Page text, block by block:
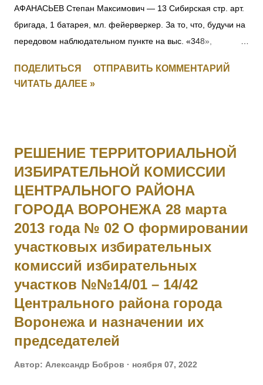
АФАНАСЬЕВ Степан Максимович — 13 Сибирская стр. арт.
бригада, 1 батарея, мл. фейерверкер. За то, что, будучи на
передовом наблюдательном пункте на выс. «348»,
неприятельской артиллерии, а также подвергаясь
ружейному и пулеметному обстрелу, открыл движение
10001 Фамилия не установлена. 10002 ЮНКЕР Людвиг
внебрачный — 1 Усть-Двинский латышский стр. батальон, 1
рота, подпрапорщик. За то, что в бою 5.07.1916, при атакеу
крепленной горки противника, восточнее д. Леп, будучи
послан сос воим взводом для разведки о результате
артиллерийской подготовки, примером личной храбрости
увлек за собой свой взвод, под губительным огнем его
ворвался в неприятельский окоп, где продолжало
ставаться, несмотря на то, что был серьезно ранен, до тех
пор, пока...
ПОДЕЛИТЬСЯ
ОТПРАВИТЬ КОММЕНТАРИЙ
ЧИТАТЬ ДАЛЕЕ »
РЕШЕНИЕ ТЕРРИТОРИАЛЬНОЙ
ИЗБИРАТЕЛЬНОЙ КОМИССИИ
ЦЕНТРАЛЬНОГО РАЙОНА
ГОРОДА ВОРОНЕЖА 28 марта
2013 года № 02 О формировании
участковых избирательных
комиссий избирательных
участков №№14/01 – 14/42
Центрального района города
Воронежа и назначении их
председателей
Автор: Александр Бобров ноября 07, 2022